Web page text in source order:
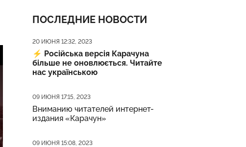
ПОСЛЕДНИЕ НОВОСТИ
Дата публикации
20 ИЮНЯ 12:32, 2023
⚡️ Російська версія Карачуна
більше не оновлюється. Читайте
нас українською
Дата публикации
09 ИЮНЯ 17:15, 2023
Вниманию читателей интернет-
издания «Карачун»
Дата публикации
09 ИЮНЯ 15:08, 2023